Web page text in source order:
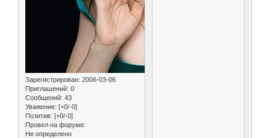
Зарегистрирован: 2006-03-06
Приглашений: 0
Сообщений: 43
Уважение: [+0/-0]
Позитив: [+0/-0]
Провел на форуме:
Не определено